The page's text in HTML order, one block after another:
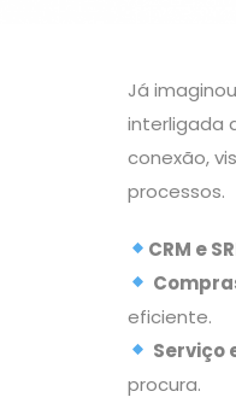
Já
interligada
conexão,
processos.
CRM e
eficiente.
Serviço
procura.